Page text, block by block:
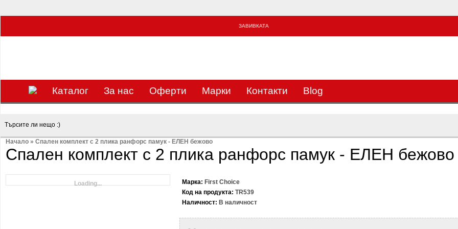
ЗАВИВКАТА
Каталог За нас Оферти Mарки Контакти Blog
Начало » Спален комплект с 2 плика ранфорс памук - ЕЛЕН бежово
Спален комплект с 2 плика ранфорс памук - ЕЛЕН бежово
Loading... Марка: First Choice
Код на продукта: TR539
Наличност: В наличност